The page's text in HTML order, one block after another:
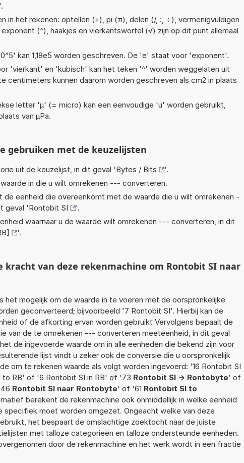
in het rekenen: optellen (+), pi (π), delen (/, :, ÷), vermenigvuldigen
(^), haakjes en vierkantswortel (√) zijn op dit punt allemaal
kan 1,18e5 worden geschreven. De 'e' staat voor 'exponent'.
'vierkant' en 'kubisch' kan het teken '^' worden weggelaten uit
centimeters kunnen daarom worden geschreven als cm2 in plaats
letter 'µ' (= micro) kan een eenvoudige 'u' worden gebruikt,
van µPa.
gebruiken met de keuzelijsten
uit de keuzelijst, in dit geval 'Bytes / Bits
'.
in die u wilt omrekenen --- converteren.
de eenheid die overeenkomt met de waarde die u wilt omrekenen -
geval 'Rontobit SI
'.
waarnaar u de waarde wilt omrekenen --- converteren, in dit
'.
kracht van deze rekenmachine om Rontobit SI naar
het mogelijk om de waarde in te voeren met de oorspronkelijke
geconverteerd; bijvoorbeeld '7 Rontobit SI'. Hierbij kan de
of de afkorting ervan worden gebruikt Vervolgens bepaalt de
van de te omrekenen --- converteren meeteenheid, in dit geval
de ingevoerde waarde om in alle eenheden die bekend zijn voor
lijst vindt u zeker ook de conversie die u oorspronkelijk
om te rekenen waarde als volgt worden ingevoerd: '16 Rontobit SI
to RB' of '6 Rontobit SI in RB' of '73 Rontobit SI -> Rontobyte' of
Rontobit SI naar Rontobyte' of '61 Rontobit SI to
berekent de rekenmachine ook onmiddellijk in welke eenheid
specifiek moet worden omgezet. Ongeacht welke van deze
het bespaart de omslachtige zoektocht naar de juiste
met talloze categorieën en talloze ondersteunde eenheden.
door de rekenmachine en het werk wordt in een fractie